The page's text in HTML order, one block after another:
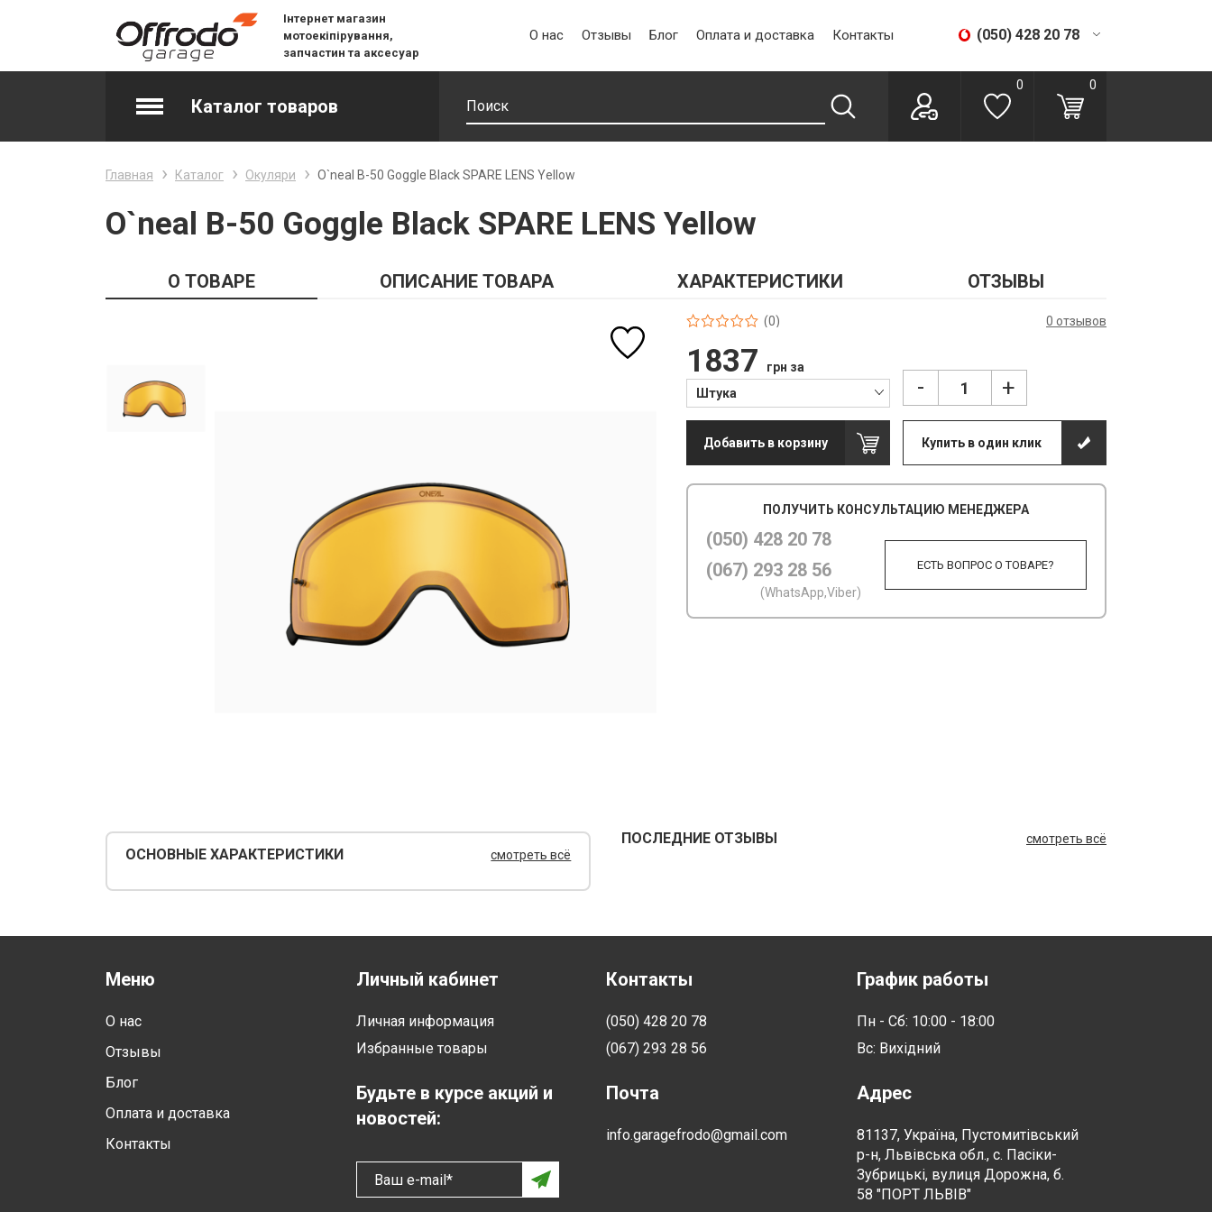
Інтернет магазин
мотоекіпірування,
запчастин та аксесуар
О нас Отзывы Блог Оплата и доставка Контакты (050) 428 20 78
(067) 293 28 56
Каталог товаров
Lifestyle
Вилочне масло
0 0
Главная Каталог Окуляри O`neal B-50 Goggle Black SPARE LENS Yellow
O`neal B-50 Goggle Black SPARE LENS Yellow
О ТОВАРЕ ОПИСАНИЕ ТОВАРА ХАРАКТЕРИСТИКИ ОТЗЫВЫ
(0) 0 отзывов
1837
грн за
Штука
- +
Добавить в корзину Купить в один клик
ПОЛУЧИТЬ КОНСУЛЬТАЦИЮ МЕНЕДЖЕРА
(050) 428 20 78
(067) 293 28 56
(WhatsApp,Viber)
ЕСТЬ ВОПРОС О ТОВАРЕ?
ОСНОВНЫЕ ХАРАКТЕРИСТИКИ смотреть всё
ПОСЛЕДНИЕ ОТЗЫВЫ смотреть всё
Меню
О нас
Отзывы
Блог
Оплата и доставка
Контакты
Личный кабинет
Личная информация
Избранные товары
Будьте в курсе акций и
новостей:
Ваш e-mail*
Контакты
(050) 428 20 78
(067) 293 28 56
Почта
info.garagefrodo@gmail.com
График работы
Пн - Сб: 10:00 - 18:00
Вс: Вихідний
Адрес
81137, Україна, Пустомитівський
р-н, Львівська обл., с. Пасіки-
Зубрицькі, вулиця Дорожна, б.
58 "ПОРТ ЛЬВІВ"